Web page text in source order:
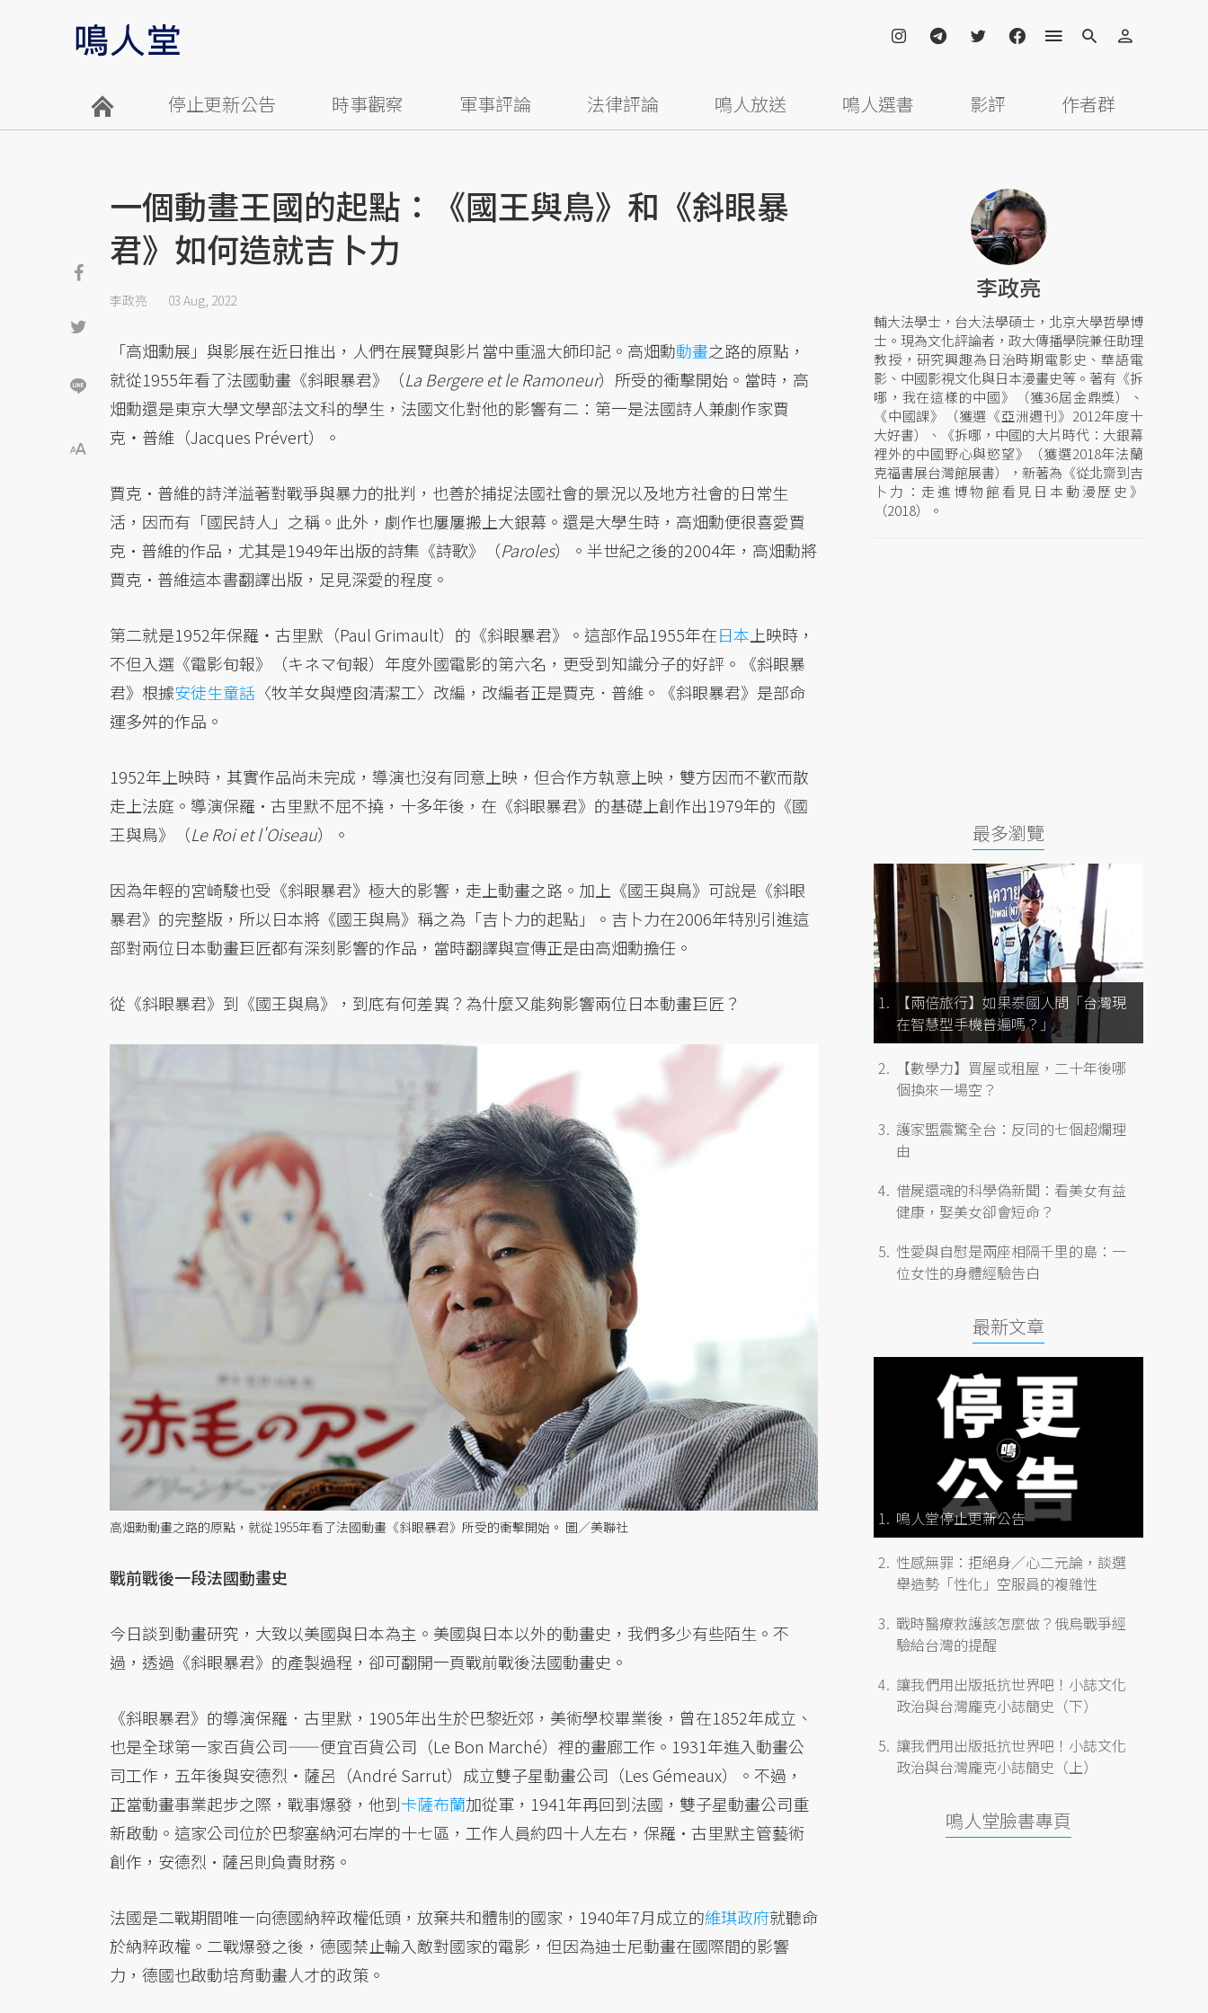
停止更新公告 時事觀察 軍事評論 法律評論 鳴人放送 鳴人選書 影評 作者群
一個動畫王國的起點：《國王與鳥》和《斜眼暴
君》如何造就吉卜力
李政亮 03 Aug, 2022
「高畑勳展」與影展在近日推出，人們在展覽與影片當中重溫大師印記。高畑勳動畫之路的原點，
就從1955年看了法國動畫《斜眼暴君》（La Bergere et le Ramoneur）所受的衝擊開始。當時，高
畑勳還是東京大學文學部法文科的學生，法國文化對他的影響有二：第一是法國詩人兼劇作家賈
克・普維（Jacques Prévert）。
賈克·普維的詩洋溢著對戰爭與暴力的批判，也善於捕捉法國社會的景況以及地方社會的日常生
活，因而有「國民詩人」之稱。此外，劇作也屢屢搬上大銀幕。還是大學生時，高畑勳便很喜愛賈
克·普維的作品，尤其是1949年出版的詩集《詩歌》（Paroles）。半世紀之後的2004年，高畑勳將
賈克·普維這本書翻譯出版，足見深愛的程度。
第二就是1952年保羅・古里默（Paul Grimault）的《斜眼暴君》。這部作品1955年在日本上映時，
不但入選《電影旬報》（キネマ旬報）年度外國電影的第六名，更受到知識分子的好評。《斜眼暴
君》根據安徒生童話 〈牧羊女與煙囪清潔工〉改編，改編者正是賈克．普維。《斜眼暴君》是部命
運多舛的作品。
1952年上映時，其實作品尚未完成，導演也沒有同意上映，但合作方執意上映，雙方因而不歡而散
走上法庭。導演保羅·古里默不屈不撓，十多年後，在《斜眼暴君》的基礎上創作出1979年的《國
王與鳥》（Le Roi et l'Oiseau）。
因為年輕的宮崎駿也受《斜眼暴君》極大的影響，走上動畫之路。加上《國王與鳥》可說是《斜眼
暴君》的完整版，所以日本將《國王與鳥》稱之為「吉卜力的起點」。吉卜力在2006年特別引進這
部對兩位日本動畫巨匠都有深刻影響的作品，當時翻譯與宣傳正是由高畑勳擔任。
從《斜眼暴君》到《國王與鳥》，到底有何差異？為什麼又能夠影響兩位日本動畫巨匠？
高畑勳動畫之路的原點，就從1955年看了法國動畫《斜眼暴君》所受的衝擊開始。 圖／美聯社
戰前戰後一段法國動畫史
今日談到動畫研究，大致以美國與日本為主。美國與日本以外的動畫史，我們多少有些陌生。不
過，透過《斜眼暴君》的產製過程，卻可翻開一頁戰前戰後法國動畫史。
《斜眼暴君》的導演保羅．古里默，1905年出生於巴黎近郊，美術學校畢業後，曾在1852年成立、
也是全球第一家百貨公司——便宜百貨公司（Le Bon Marché）裡的畫廊工作。1931年進入動畫公
司工作，五年後與安德烈・薩呂（André Sarrut）成立雙子星動畫公司（Les Gémeaux）。不過，
正當動畫事業起步之際，戰事爆發，他到卡薩布蘭加從軍，1941年再回到法國，雙子星動畫公司重
新啟動。這家公司位於巴黎塞納河右岸的十七區，工作人員約四十人左右，保羅·古里默主管藝術
創作，安德烈·薩呂則負責財務。
法國是二戰期間唯一向德國納粹政權低頭，放棄共和體制的國家，1940年7月成立的維琪政府就聽命
於納粹政權。二戰爆發之後，德國禁止輸入敵對國家的電影，但因為迪士尼動畫在國際間的影響
力，德國也啟動培育動畫人才的政策。
李政亮
輔大法學士，台大法學碩士，北京大學哲學博
士。現為文化評論者，政大傳播學院兼任助理
教授，研究興趣為日治時期電影史、華語電
影、中國影視文化與日本漫畫史等。著有《拆
哪，我在這樣的中國》（獲36屆金鼎獎）、
《中國課》（獲選《亞洲週刊》2012年度十
大好書）、《拆哪，中國的大片時代：大銀幕
裡外的中國野心與慾望》（獲選2018年法蘭
克福書展台灣館展書），新著為《從北齋到吉
卜力：走進博物館看見日本動漫歷史》
（2018）。
最多瀏覽
【兩倍旅行】如果泰國人問「台灣現
在智慧型手機普遍嗎？」
【數學力】買屋或租屋，二十年後哪
個換來一場空？
護家盟震驚全台：反同的七個超爛理
由
借屍還魂的科學偽新聞：看美女有益
健康，娶美女卻會短命？
性愛與自慰是兩座相隔千里的島：一
位女性的身體經驗告白
最新文章
鳴人堂停止更新公告
性感無罪：拒絕身／心二元論，談選
舉造勢「性化」空服員的複雜性
戰時醫療救護該怎麼做？俄烏戰爭經
驗給台灣的提醒
讓我們用出版抵抗世界吧！小誌文化
政治與台灣龐克小誌簡史（下）
讓我們用出版抵抗世界吧！小誌文化
政治與台灣龐克小誌簡史（上）
鳴人堂臉書專頁